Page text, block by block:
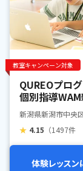
教室キャンペーン対象
QUREOプロ
個別指導
新潟県新潟市中央
★ 4.15 （1497件
体験レッスン